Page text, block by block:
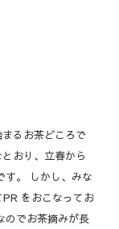
るお茶どころで
おり、立春から
す。 しかし、みな
をおこなってお
のでお茶摘みが長